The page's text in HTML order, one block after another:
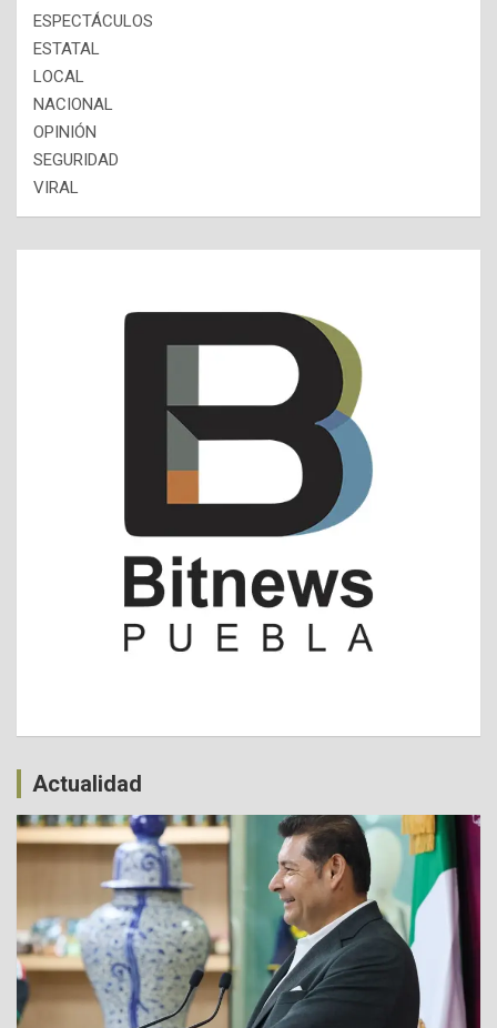
ESPECTÁCULOS
ESTATAL
LOCAL
NACIONAL
OPINIÓN
SEGURIDAD
VIRAL
Actualidad